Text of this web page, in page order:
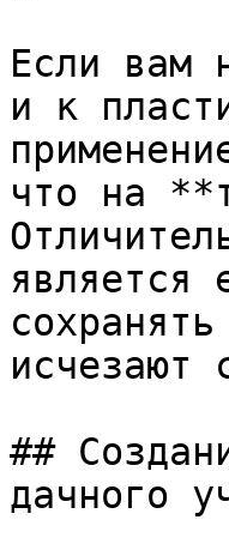
Если вам
и к
что на
является
исчезают
##
дачного